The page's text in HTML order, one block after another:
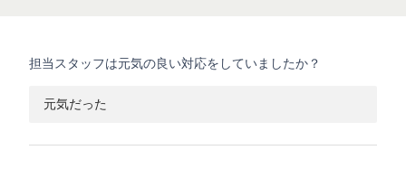
担当スタッフは元気の良い対応をしていましたか？
元気だった